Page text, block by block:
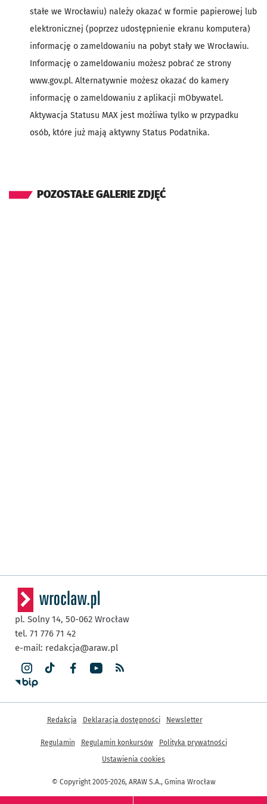
stałe we Wrocławiu) należy okazać w formie papierowej lub
elektronicznej (poprzez udostępnienie ekranu komputera)
informację o zameldowaniu na pobyt stały we Wrocławiu.
Informację o zameldowaniu możesz pobrać ze strony
www.gov.pl. Alternatywnie możesz okazać do kamery
informację o zameldowaniu z aplikacji mObywatel.
Aktywacja Statusu MAX jest możliwa tylko w przypadku
osób, które już mają aktywny Status Podatnika.
POZOSTAŁE GALERIE ZDJĘĆ
pl. Solny 14, 50-062 Wrocław
tel. 71 776 71 42
e-mail: redakcja@araw.pl
© Copyright 2005-2026, ARAW S.A., Gmina Wrocław
Inne informacje
Redakcja Deklaracja dostępności Newsletter
Regulamin Regulamin konkursów
Polityka prywatności
Ustawienia cookies